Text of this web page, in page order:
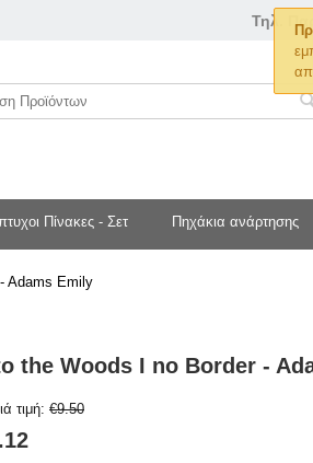
Τηλ.
Πίνακες - Σετ Πηχάκια ανάρτησης
Adams Emily
the Woods I no Border -
τιμή: €9.50